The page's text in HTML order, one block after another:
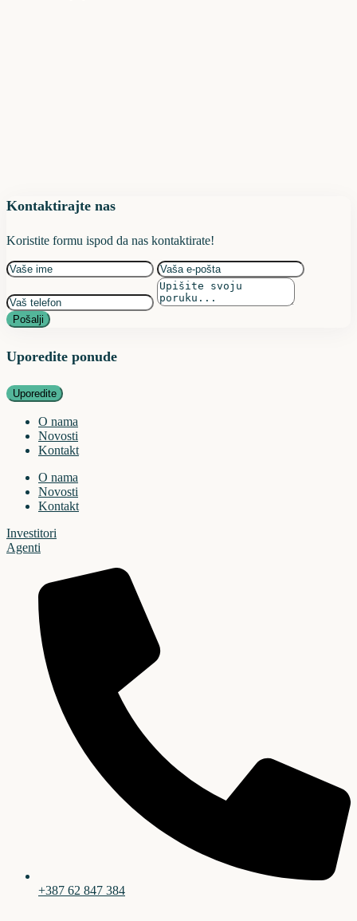
Kontaktirajte nas
Koristite formu ispod da nas kontaktirate!
Pošalji
Uporedite ponude
Uporedite
O nama
Novosti
Kontakt
O nama
Novosti
Kontakt
Investitori
Agenti
+387 62 847 384